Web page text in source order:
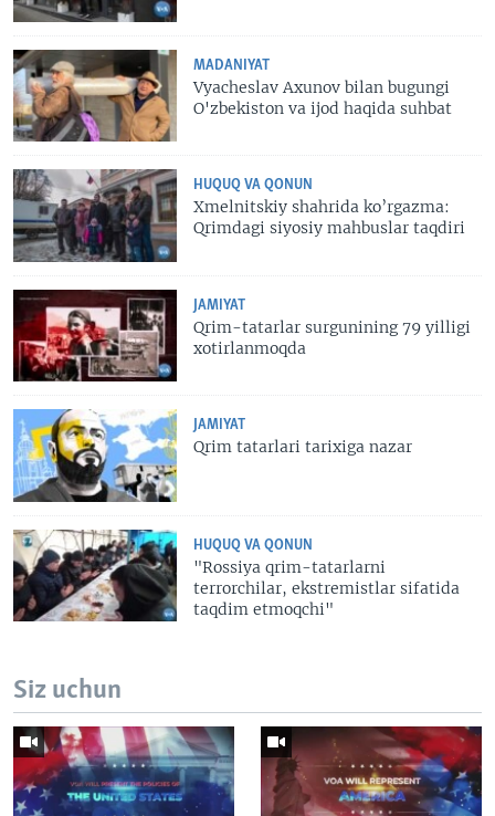
MADANIYAT
Vyacheslav Axunov bilan bugungi
O'zbekiston va ijod haqida suhbat
HUQUQ VA QONUN
Xmelnitskiy shahrida ko’rgazma:
Qrimdagi siyosiy mahbuslar taqdiri
JAMIYAT
Qrim-tatarlar surgunining 79 yilligi
xotirlanmoqda
JAMIYAT
Qrim tatarlari tarixiga nazar
HUQUQ VA QONUN
"Rossiya qrim-tatarlarni
terrorchilar, ekstremistlar sifatida
taqdim etmoqchi"
Siz uchun